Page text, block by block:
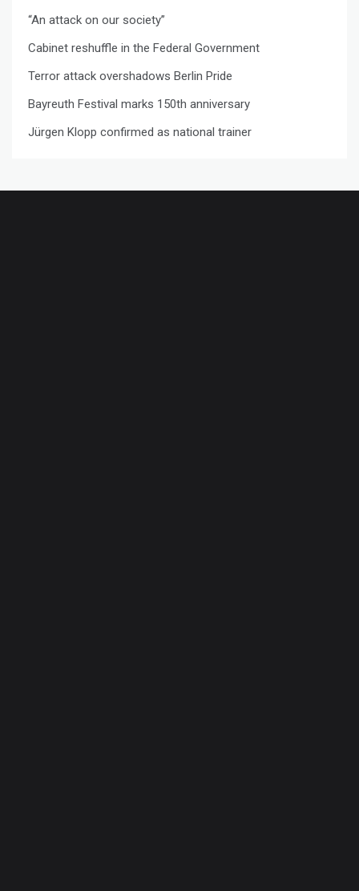
“An attack on our society”
Cabinet reshuffle in the Federal Government
Terror attack overshadows Berlin Pride
Bayreuth Festival marks 150th anniversary
Jürgen Klopp confirmed as national trainer